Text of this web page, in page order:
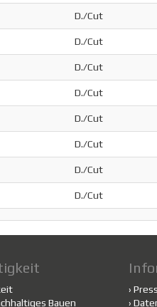
D./Cut
D./Cut
D./Cut
D./Cut
D./Cut
D./Cut
D./Cut
D./Cut
Bauen
›
›